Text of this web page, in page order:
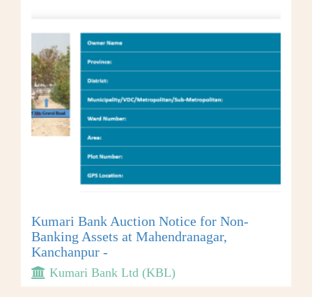
Kumari Bank Auction Notice for Non-
Banking Assets at Mahendranagar,
Kanchanpur -
Kumari Bank Ltd (KBL)